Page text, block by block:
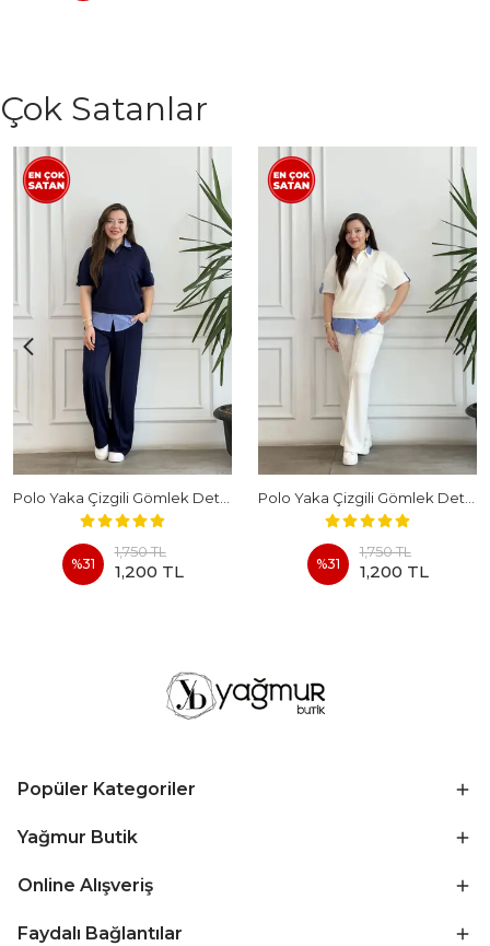
Çok Satanlar
%31
1,750 TL
1,200 TL %31
1,750 TL
1,200 TL
Popüler Kategoriler
Yağmur Butik
Online Alışveriş
Faydalı Bağlantılar